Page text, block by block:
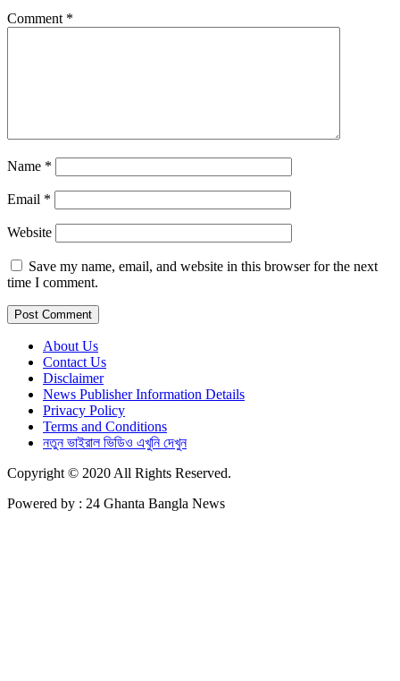
Comment *
Name *
Email *
Website
Save my name, email, and website in this browser for the next
time I comment.
About Us
Contact Us
Disclaimer
News Publisher Information Details
Privacy Policy
Terms and Conditions
নতুন ভাইরাল ভিডিও এখুনি দেখুন
Copyright © 2020 All Rights Reserved.
Powered by : 24 Ghanta Bangla News